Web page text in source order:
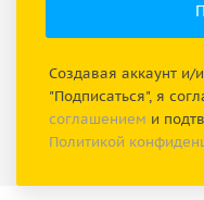
Создавая аккаунт
"Подписаться", я
соглашением и
Политикой